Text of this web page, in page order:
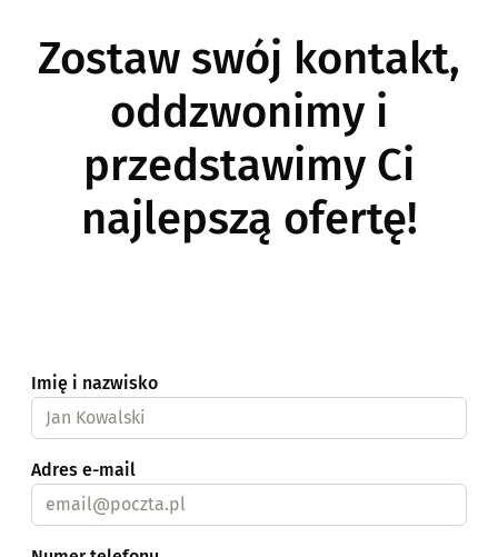
Zostaw swój kontakt,
oddzwonimy i
przedstawimy Ci
najlepszą ofertę!
Imię i nazwisko
Adres e-mail